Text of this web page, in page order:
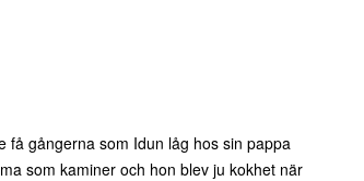
gångerna som Idun låg hos sin pappa
som kaminer och hon blev ju kokhet när